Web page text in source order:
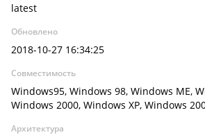
latest
Обновлено
2018-10-27 16:34:25
Совместимость
Windows95, Windows 98, Windows ME,
Windows 2000, Windows XP, Windows
Архитектура